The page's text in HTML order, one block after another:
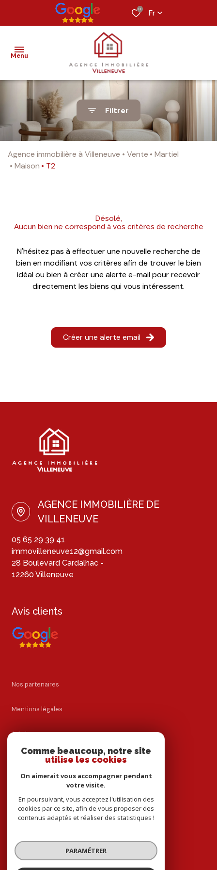
0 Fr
Menu
estimation
alerte
e-
agence
Filtrer
Agence immobilière à Villeneuve Vente
Martiel
Maison
T2
Désolé,
Aucun bien ne correspond à vos critères de recherche
N'hésitez pas à effectuer une nouvelle recherche de
bien en modifiant vos critères afin de trouver le bien
idéal ou bien à créer une alerte e-mail pour recevoir
directement les biens qui vous intéressent.
Créer une alerte email
AGENCE IMMOBILIÈRE DE
VILLENEUVE
05 65 29 39 41
immovilleneuve12@gmail.com
28 Boulevard Cardalhac -
12260 Villeneuve
Avis clients
Nos partenaires
Mentions légales
Admin
Nos honoraires
Cookies
© 2026 | Tous droits réservés
Comme beaucoup, notre site
utilise les cookies
On aimerait vous accompagner pendant
votre visite.
En poursuivant, vous acceptez l'utilisation des
cookies par ce site, afin de vous proposer des
contenus adaptés et réaliser des statistiques !
PARAMÉTRER